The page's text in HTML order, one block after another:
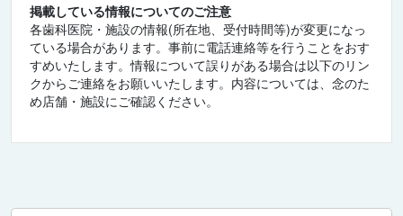
掲載している情報についてのご注意
各歯科医院・施設の情報(所在地、受付時間等)が変更になっ
ている場合があります。事前に電話連絡等を行うことをおす
すめいたします。情報について誤りがある場合は以下のリン
クからご連絡をお願いいたします。内容については、念のた
め店舗・施設にご確認ください。